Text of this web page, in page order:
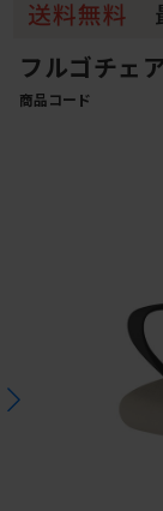
フルゴチェ
商品コード